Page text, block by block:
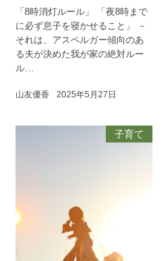
「8時消灯ルール」 「夜8時まで
に必ず息子を寝かせること」 －
それは、アスペルガー傾向のあ
る夫が決めた我が家の絶対ルー
ル…
山友優香 2025年5月27日
子育て